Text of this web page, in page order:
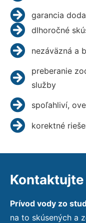
garancia
dlhoročné
nezáväzná a
preberanie
služby
spoľahliví,
korektné
Kontaktujte
Prívod vody zo
na to skúsených a